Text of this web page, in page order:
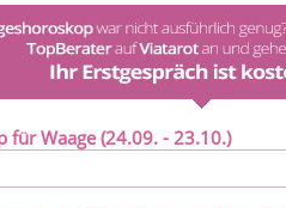
für Waage (24.09. - 23.10.)